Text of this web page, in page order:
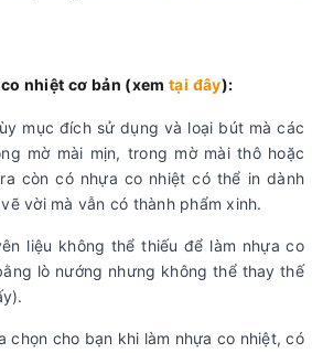
nhiệt cơ bản (xemtại đây):
mục đích sử dụng và loại bút mà các
mờ mài mịn, trong mờ mài thô hoặc
còn có nhựa co nhiệt có thể in dành
vời mà vẫn có thành phẩm xinh.
liệu không thể thiếu để làm nhựa co
lò nướng nhưng không thể thay thế
chọn cho bạn khi làm nhựa co nhiệt, có